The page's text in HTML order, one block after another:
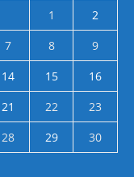
1
2
7 8
9
14 15
16
21 22
23
28 29
30